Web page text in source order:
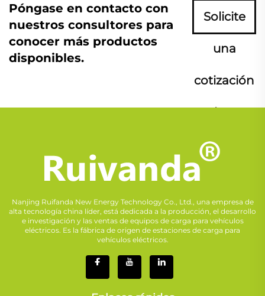
Póngase en contacto con
nuestros consultores para
conocer más productos
disponibles.
Solicite
una
cotización
ahora
Nanjing Ruifanda New Energy Technology Co., Ltd., una empresa de
alta tecnología china líder, está dedicada a la producción, el desarrollo
e investigación y las ventas de equipos de carga para vehículos
eléctricos. Es la fábrica de origen de estaciones de carga para
vehículos eléctricos.